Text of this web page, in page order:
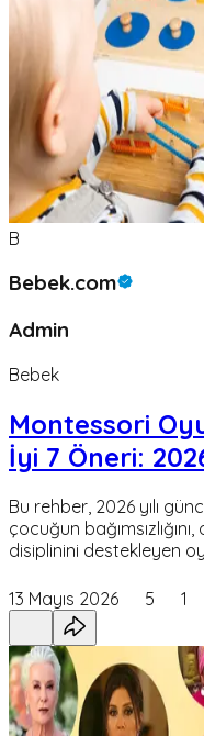
B
Bebek.com
Admin
Bebek
Montessori
İyi 7 Öneri:
Bu rehber, 2026 yılı
çocuğun
disiplinini destekleyen
13 Mayıs 2026 5 1